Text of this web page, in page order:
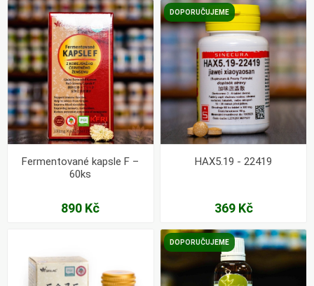
Fermentované kapsle F –
60ks
890 Kč
DOPORUČUJEME
HAX5.19 - 22419
369 Kč
DOPORUČUJEME